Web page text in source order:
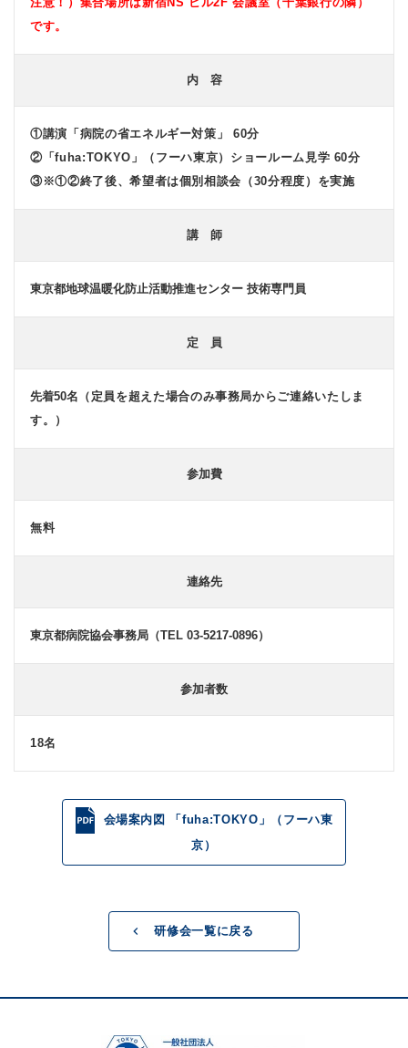
です。
内 容
①講演「病院の省エネルギー対策」 60分
②「fuha:TOKYO」（フーハ東京）ショールーム見学 60分
③※①②終了後、希望者は個別相談会（30分程度）を実施
講 師
東京都地球温暖化防止活動推進センター 技術専門員
定 員
先着50名 （定員を超えた場合のみ事務局からご連絡いたしま
す。）
参加費
無料
連絡先
東京都病院協会事務局（TEL 03-5217-0896）
参加者数
18名
会場案内図 「fuha:TOKYO」（フーハ東
京）
研修会一覧に戻る